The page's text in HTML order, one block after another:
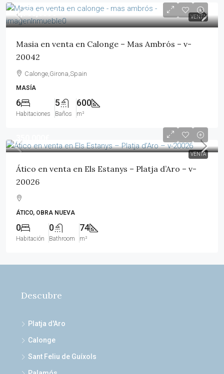
VENTA
1,700,000€
Masia en venta en Calonge – Mas Ambrós – v-
20042
Calonge,Girona,Spain
MASÍA
6
Habitaciones
5
Baños
600
m²
VENTA
Ático en venta en Els Estanys – Platja d’Aro – v-
20026
ÁTICO, OBRA NUEVA
0
Habitación
0
Bathroom
74
m²
Descubre
Platja d'Aro
Calonge
Sant Feliu de Guíxols